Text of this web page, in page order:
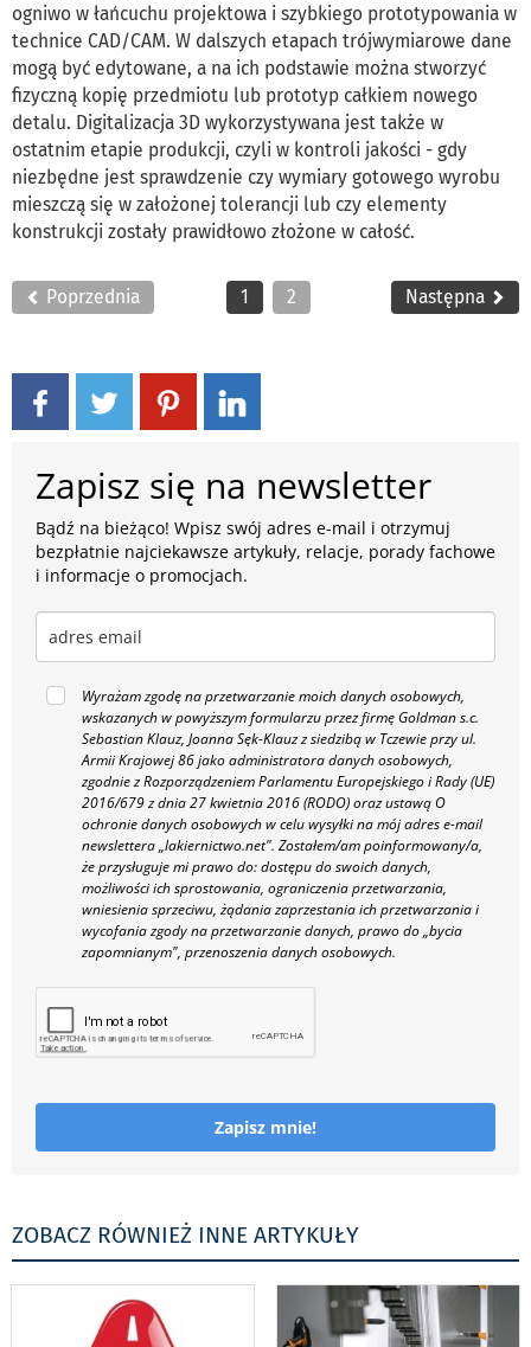
ogniwo w łańcuchu projektowa i szybkiego prototypowania w
technice CAD/CAM. W dalszych etapach trójwymiarowe dane
mogą być edytowane, a na ich podstawie można stworzyć
fizyczną kopię przedmiotu lub prototyp całkiem nowego
detalu. Digitalizacja 3D wykorzystywana jest także w
ostatnim etapie produkcji, czyli w kontroli jakości - gdy
niezbędne jest sprawdzenie czy wymiary gotowego wyrobu
mieszczą się w założonej tolerancji lub czy elementy
konstrukcji zostały prawidłowo złożone w całość.
Poprzednia 1 2 Następna
Zapisz się na newsletter
Bądź na bieżąco! Wpisz swój adres e-mail i otrzymuj
bezpłatnie najciekawsze artykuły, relacje, porady fachowe
i informacje o promocjach.
Wyrażam zgodę na przetwarzanie moich danych osobowych,
wskazanych w powyższym formularzu przez firmę Goldman s.c.
Sebastian Klauz, Joanna Sęk-Klauz z siedzibą w Tczewie przy ul.
Armii Krajowej 86 jako administratora danych osobowych,
zgodnie z Rozporządzeniem Parlamentu Europejskiego i Rady (UE)
2016/679 z dnia 27 kwietnia 2016 (RODO) oraz ustawą O
ochronie danych osobowych w celu wysyłki na mój adres e-mail
newslettera „lakiernictwo.net". Zostałem/am poinformowany/a,
że przysługuje mi prawo do: dostępu do swoich danych,
możliwości ich sprostowania, ograniczenia przetwarzania,
wniesienia sprzeciwu, żądania zaprzestania ich przetwarzania i
wycofania zgody na przetwarzanie danych, prawo do „bycia
zapomnianym", przenoszenia danych osobowych.
Zapisz mnie!
ZOBACZ RÓWNIEŻ INNE ARTYKUŁY